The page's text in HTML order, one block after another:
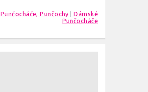
Punčocháče, Punčochy |Dámské
Punčocháče